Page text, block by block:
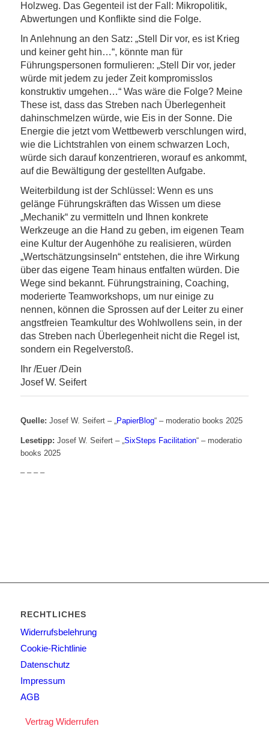
Holzweg. Das Gegenteil ist der Fall: Mikropolitik,
Abwertungen und Konflikte sind die Folge.
In Anlehnung an den Satz: „Stell Dir vor, es ist Krieg
und keiner geht hin…“, könnte man für
Führungspersonen formulieren: „Stell Dir vor, jeder
würde mit jedem zu jeder Zeit kompromisslos
konstruktiv umgehen…“ Was wäre die Folge? Meine
These ist, dass das Streben nach Überlegenheit
dahinschmelzen würde, wie Eis in der Sonne. Die
Energie die jetzt vom Wettbewerb verschlungen wird,
wie die Lichtstrahlen von einem schwarzen Loch,
würde sich darauf konzentrieren, worauf es ankommt,
auf die Bewältigung der gestellten Aufgabe.
Weiterbildung ist der Schlüssel: Wenn es uns
gelänge Führungskräften das Wissen um diese
„Mechanik“ zu vermitteln und Ihnen konkrete
Werkzeuge an die Hand zu geben, im eigenen Team
eine Kultur der Augenhöhe zu realisieren, würden
„Wertschätzungsinseln“ entstehen, die ihre Wirkung
über das eigene Team hinaus entfalten würden. Die
Wege sind bekannt. Führungstraining, Coaching,
moderierte Teamworkshops, um nur einige zu
nennen, können die Sprossen auf der Leiter zu einer
angstfreien Teamkultur des Wohlwollens sein, in der
das Streben nach Überlegenheit nicht die Regel ist,
sondern ein Regelverstoß.
Ihr /Euer /Dein
Josef W. Seifert
Quelle: Josef W. Seifert – „PapierBlog“ – moderatio books 2025
Lesetipp: Josef W. Seifert – „ SixSteps Facilitation“ – moderatio
books 2025
– – – –
RECHTLICHES
Widerrufsbelehrung
Cookie-Richtlinie
Datenschutz
Impressum
AGB
Vertrag Widerrufen